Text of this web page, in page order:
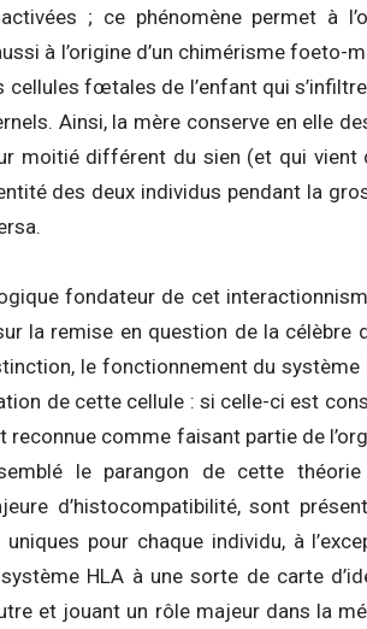
; ce phénomène permet à
à l’origine d’un chimérisme foeto-
fœtales de l’enfant qui
Ainsi, la mère conserve en elle
moitié différent du sien (et qui vient
des deux individus pendant la
fondateur de cet
la remise en question de la célèbre
le fonctionnement du système
de cette cellule : si celle-ci est
comme faisant partie de
le parangon de cette
d’histocompatibilité, sont
pour chaque individu, à
système HLA à une sorte de carte
et jouant un rôle majeur dans la